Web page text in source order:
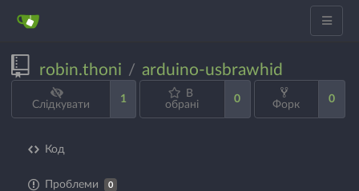
robin.thoni / arduino-usbrawhid
Слідкувати
1
В
обрані
0
Форк
0
Код
Проблеми 0